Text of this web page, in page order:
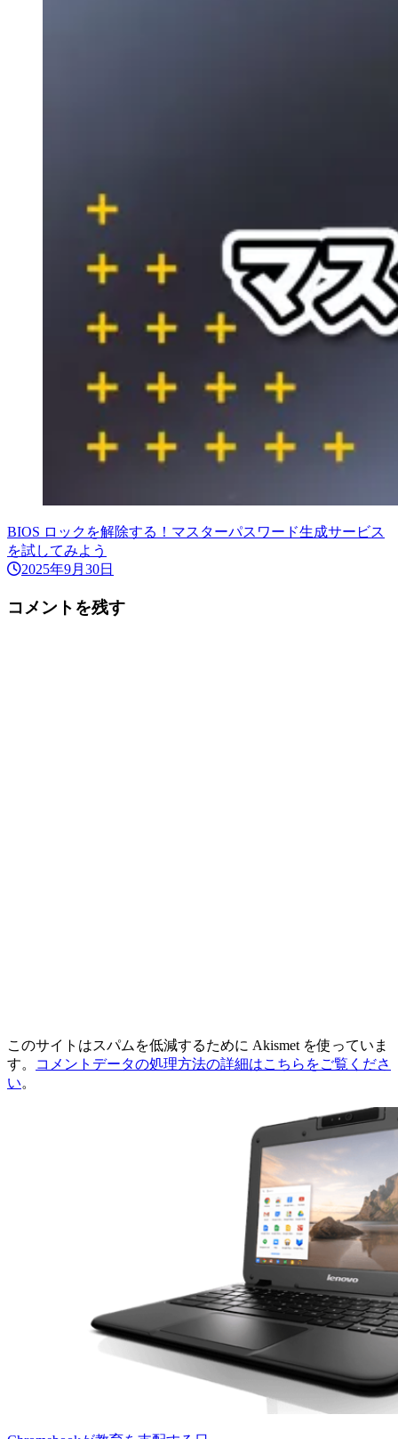
BIOS ロックを解除する！マスターパスワード生成サービス
を試してみよう
2025年9月30日
コメントを残す
このサイトはスパムを低減するために Akismet を使っていま
す。
コメントデータの処理方法の詳細はこちらをご覧くださ
い。